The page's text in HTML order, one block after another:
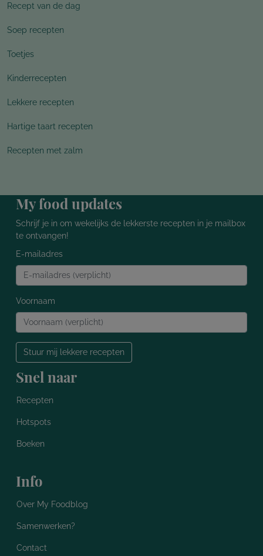
Recept van de dag
Soep recepten
Toetjes
Kinderrecepten
Lekkere recepten
Hartige taart recepten
Recepten met zalm
My food updates
Schrijf je in om wekelijks de lekkerste recepten in je mailbox
te ontvangen!
E-mailadres
Voornaam
Stuur mij lekkere recepten
Snel naar
Recepten
Hotspots
Boeken
Info
Over My Foodblog
Samenwerken?
Contact